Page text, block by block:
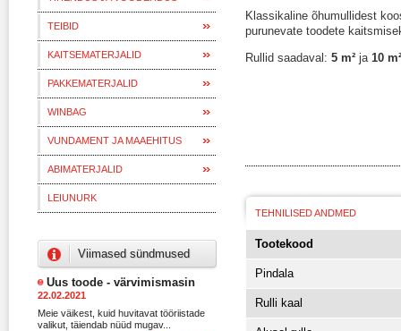
TEIBID
KAITSEMATERJALID
PAKKEMATERJALID
WINBAG
VUNDAMENT JA MAAEHITUS
ABIMATERJALID
LEIUNURK
Viimased sündmused
Uus toode - värvimismasin
22.02.2021
Meie väikest, kuid huvitavat tööriistade
valikut, täiendab nüüd mugav...
Klassikaline õhumullidest
purunevate toodete
Rullid saadaval: 5 m² ja 10 m²
TEHNILISED ANDMED
Tootekood
Pindala
Rulli kaal